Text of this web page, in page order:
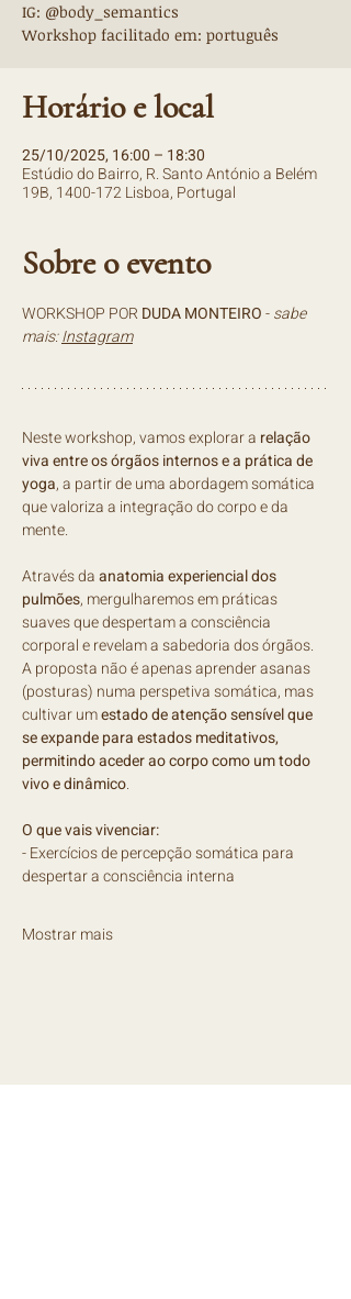
IG: @body_semantics
Workshop facilitado em: português
Horário e local
25/10/2025, 16:00 – 18:30
Estúdio do Bairro, R. Santo António a Belém
19B, 1400-172 Lisboa, Portugal
Sobre o evento
WORKSHOP POR DUDA MONTEIRO - sabe
mais: Instagram
Neste workshop, vamos explorar a relação
viva entre os órgãos internos e a prática de
yoga, a partir de uma abordagem somática
que valoriza a integração do corpo e da
mente.
Através da anatomia experiencial dos
pulmões, mergulharemos em práticas
suaves que despertam a consciência
corporal e revelam a sabedoria dos órgãos.
A proposta não é apenas aprender asanas
(posturas) numa perspetiva somática, mas
cultivar um estado de atenção sensível que
se expande para estados meditativos,
permitindo aceder ao corpo como um todo
vivo e dinâmico.
O que vais vivenciar:
- Exercícios de percepção somática para
despertar a consciência interna
Mostrar mais